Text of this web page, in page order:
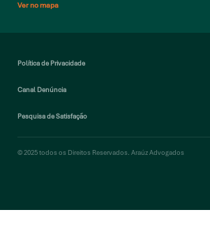
Ver no mapa
Política de Privacidade
Canal Denúncia
Pesquisa de Satisfação
© 2025 todos os Direitos Reservados. Araúz Advogados